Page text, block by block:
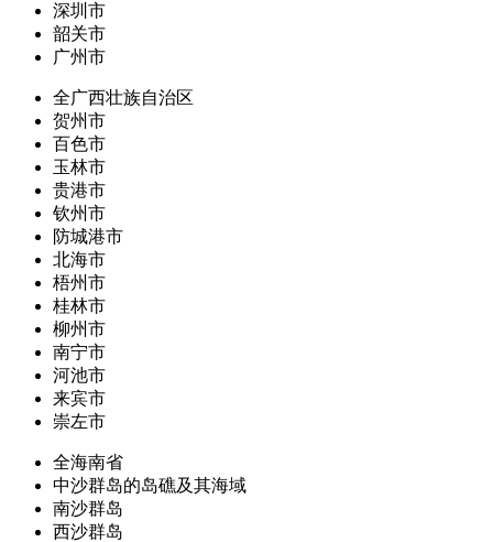
深圳市
韶关市
广州市
全广西壮族自治区
贺州市
百色市
玉林市
贵港市
钦州市
防城港市
北海市
梧州市
桂林市
柳州市
南宁市
河池市
来宾市
崇左市
全海南省
中沙群岛的岛礁及其海域
南沙群岛
西沙群岛